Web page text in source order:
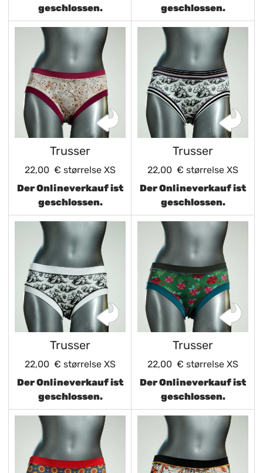
geschlossen.
geschlossen.
Trusser
22,00 € størrelse XS
Der Onlineverkauf ist
geschlossen.
Trusser
22,00 € størrelse XS
Der Onlineverkauf ist
geschlossen.
Trusser
22,00 € størrelse XS
Der Onlineverkauf ist
geschlossen.
Trusser
22,00 € størrelse XS
Der Onlineverkauf ist
geschlossen.